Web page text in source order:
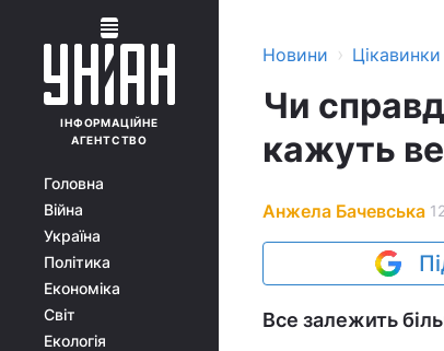
ІНФОРМАЦІЙНЕ
АГЕНТСТВО
Головна
Війна
Україна
Політика
Економіка
Світ
Екологія
Новини › Цікавинки
Чи
кажуть
Анжела Бачевська
Все залежить